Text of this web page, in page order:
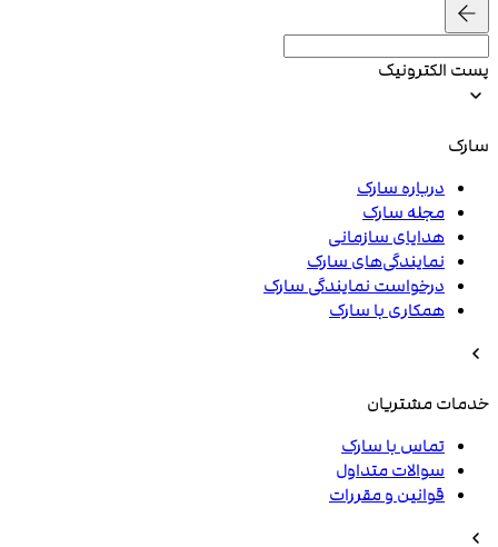
پست الکترونیک
سارک
درباره سارک
مجله سارک
هدایای سازمانی
نمایندگی‌های سارک
درخواست نمایندگی سارک
همکاری با سارک
خدمات مشتریان
تماس با سارک
سوالات متداول
قوانین و مقررات